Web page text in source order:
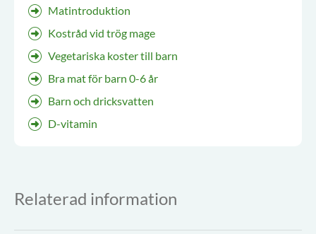
Matintroduktion
Kostråd vid trög mage
Vegetariska koster till barn
Bra mat för barn 0-6 år
Barn och dricksvatten
D-vitamin
Relaterad information